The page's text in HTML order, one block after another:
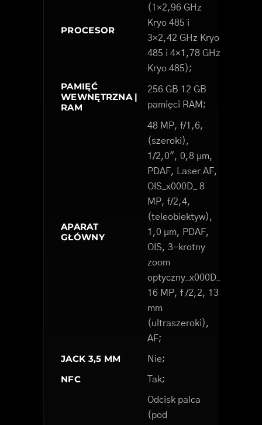
PROCESOR
(1×2,96 GHz
Kryo 485 i
3×2,42 GHz Kryo
485 i 4×1,78 GHz
Kryo 485);
PAMIĘĆ
WEWNĘTRZNA |
RAM
256 GB 12 GB
pamięci RAM;
APARAT
GŁÓWNY
48 MP, f/1,6,
(szeroki),
1/2,0", 0,8 µm,
PDAF, Laser AF,
OIS_x000D_ 8
MP, f/2,4,
(teleobiektyw),
1,0 µm, PDAF,
OIS, 3-krotny
zoom
optyczny_x000D_
16 MP, f /2,2, 13
mm
(ultraszeroki),
AF;
JACK 3,5 MM Nie;
NFC Tak;
Odcisk palca
(pod